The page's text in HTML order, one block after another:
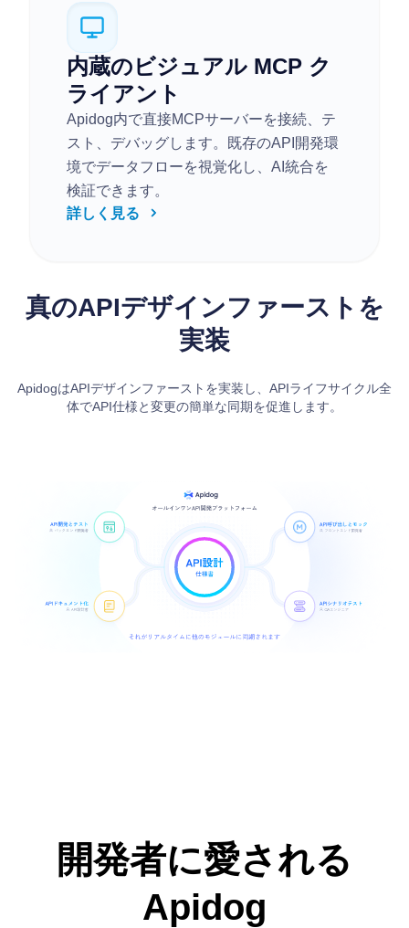
内蔵のビジュアル MCP ク
ライアント
Apidog内で直接MCPサーバーを接続、テ
スト、デバッグします。既存のAPI開発環
境でデータフローを視覚化し、AI統合を
検証できます。
詳しく見る
真のAPIデザインファーストを
実装
ApidogはAPIデザインファーストを実装し、APIライフサイクル全
体でAPI仕様と変更の簡単な同期を促進します。
開発者に愛される
Apidog